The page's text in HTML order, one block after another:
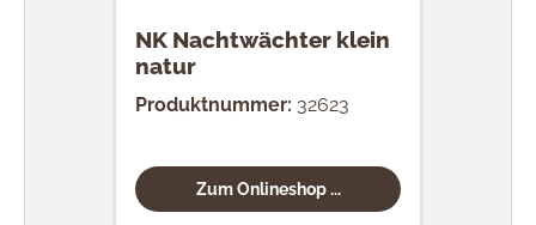
NK Nachtwächter klein
natur
Produktnummer: 32623
Zum Onlineshop ...